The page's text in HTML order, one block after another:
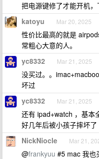
把电源键修了才能开机，
katoyu Mar 20, 2025
性价比最高的就是
常粗心大意的人。
yc8332 Mar 21, 2025
没买过。。
坏过
yc8332 Mar 21, 2025
还有 ipad+watch ，基本
好几年后被小孩子摔坏了
NickNiocle Mar 21,
@frankyuu #5 mac 我也